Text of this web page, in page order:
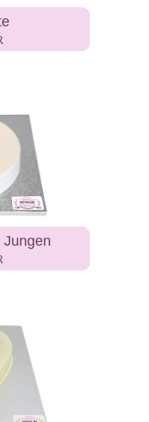
Jungen